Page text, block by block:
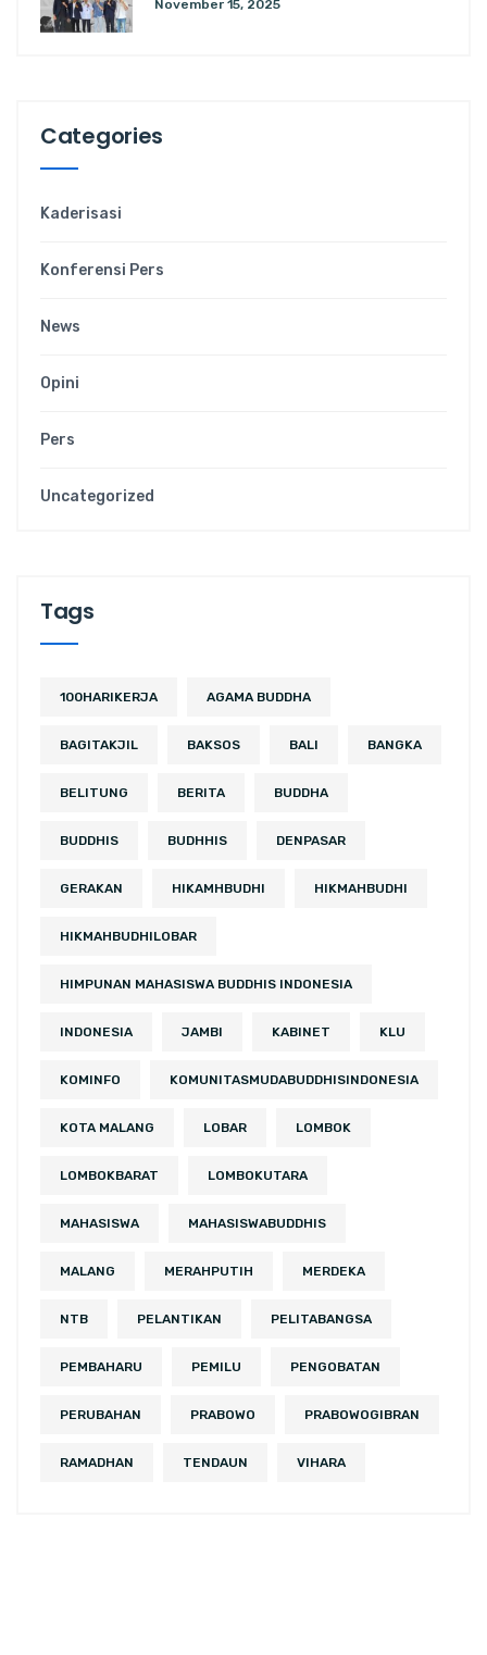
November 15, 2025
Categories
Kaderisasi
Konferensi Pers
News
Opini
Pers
Uncategorized
Tags
100HARIKERJA AGAMA BUDDHA
BAGITAKJIL BAKSOS BALI BANGKA
BELITUNG BERITA BUDDHA
BUDDHIS BUDHHIS DENPASAR
GERAKAN HIKAMHBUDHI HIKMAHBUDHI
HIKMAHBUDHILOBAR
HIMPUNAN MAHASISWA BUDDHIS INDONESIA
INDONESIA JAMBI KABINET KLU
KOMINFO KOMUNITASMUDABUDDHISINDONESIA
KOTA MALANG LOBAR LOMBOK
LOMBOKBARAT LOMBOKUTARA
MAHASISWA MAHASISWABUDDHIS
MALANG MERAHPUTIH MERDEKA
NTB PELANTIKAN PELITABANGSA
PEMBAHARU PEMILU PENGOBATAN
PERUBAHAN PRABOWO PRABOWOGIBRAN
RAMADHAN TENDAUN VIHARA